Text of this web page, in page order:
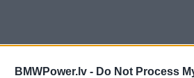
BMWPower.lv - Do Not Process